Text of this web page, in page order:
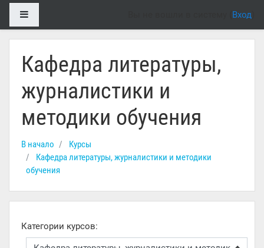
Перейти к основному содержанию
Вход
Кафедра литературы,
журналистики и
методики обучения
В начало
Курсы
Кафедра литературы, журналистики и методики
обучения
Категории курсов: